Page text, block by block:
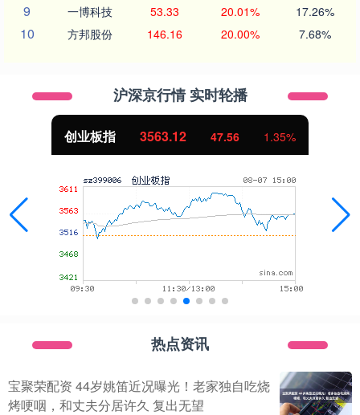
9 一博科技 53.33 20.01% 17.26%
10 方邦股份 146.16 20.00% 7.68%
沪深京行情 实时轮播
创业板指 3563.12 47.56 1.35%
热点资讯
宝聚荣配资 44岁姚笛近况曝光！老家独自吃烧
烤哽咽，和丈夫分居许久 复出无望